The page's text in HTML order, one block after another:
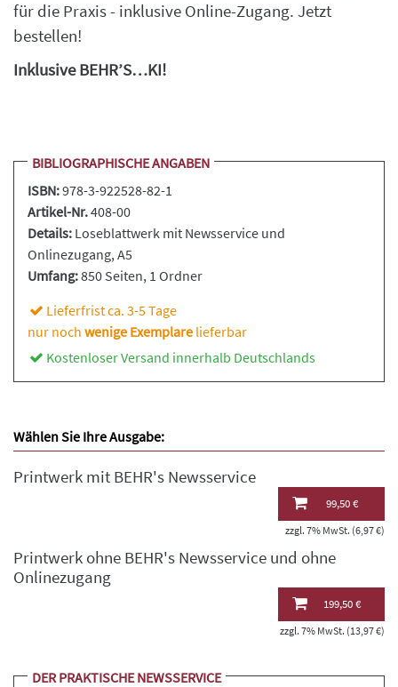
für die Praxis - inklusive Online-Zugang. Jetzt
bestellen!
Inklusive BEHR’S…KI!
BIBLIOGRAPHISCHE ANGABEN
ISBN:978-3-922528-82-1
Artikel-Nr.408-00
Details: Loseblattwerk mit Newsservice und
Onlinezugang, A5
Umfang:850 Seiten, 1 Ordner
Lieferfrist ca. 3-5 Tage
nur noch wenige Exemplare lieferbar
Kostenloser Versand innerhalb Deutschlands
Wählen Sie Ihre Ausgabe:
Printwerk mit BEHR's Newsservice
99,50 €
zzgl. 7% MwSt. (6,97 €)
Printwerk ohne BEHR's Newsservice und ohne
Onlinezugang
199,50 €
zzgl. 7% MwSt. (13,97 €)
DER PRAKTISCHE NEWSSERVICE